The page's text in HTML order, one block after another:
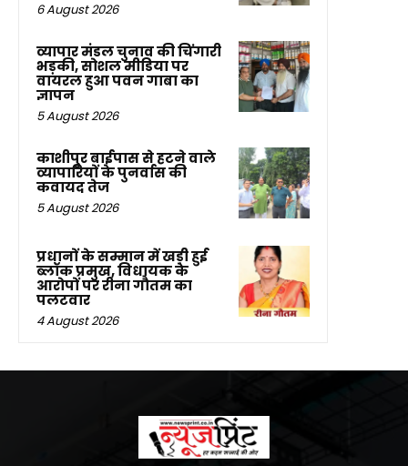
6 August 2026
व्यापार मंडल चुनाव की चिंगारी
भड़की, सोशल मीडिया पर
वायरल हुआ पवन गाबा का
ज्ञापन
5 August 2026
काशीपुर बाईपास से हटने वाले
व्यापारियों के पुनर्वास की
कवायद तेज
5 August 2026
प्रधानों के सम्मान में खड़ी हुई
ब्लॉक प्रमुख, विधायक के
आरोपों पर रीना गौतम का
पलटवार
4 August 2026